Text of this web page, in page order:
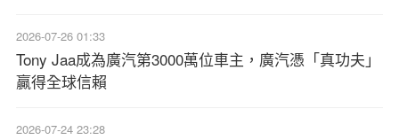
2026-07-26 01:33
Tony Jaa成為廣汽第3000萬位車主，廣汽憑「真功夫」
贏得全球信賴
2026-07-24 23:28